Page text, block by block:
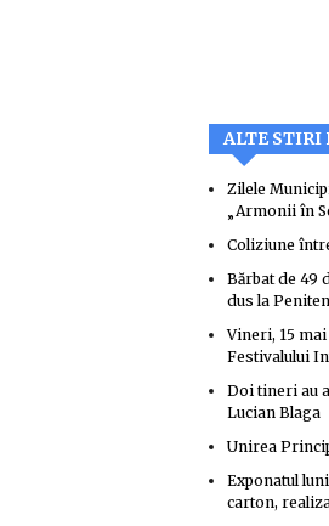
ALTE STIRI
Zilele
„Armonii în
Coliziune
Bărbat de 49
dus la
Vineri, 15
Festivalului
Doi tineri au
Lucian Blaga
Unirea
Exponatul
carton,